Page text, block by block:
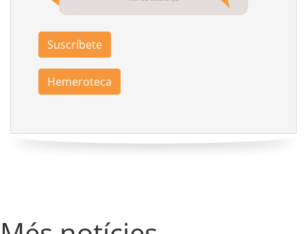
Suscríbete
Hemeroteca